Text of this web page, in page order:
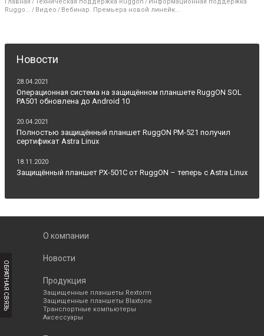
/ /
Ruggo... / Видео / Вебинар. Премьера новой линейк...
Новости
28.04.2021
Операционная система на защищённом планшете RuggON SOL
PA501 обновлена до Android 10
20.04.2021
Полностью защищённый планшет RuggON PM-521 получил
сертификат Astra Linux
18.11.2020
Защищённый планшет PX-501C от RuggON – теперь с Astra Linux
О компании
Новости
Продукция
Защищенные планшеты Rextorm
Защищенные планшеты Blaxtone
Транспортные компьютеры
Аксессуары
ОБРАТНАЯ СВЯЗЬ